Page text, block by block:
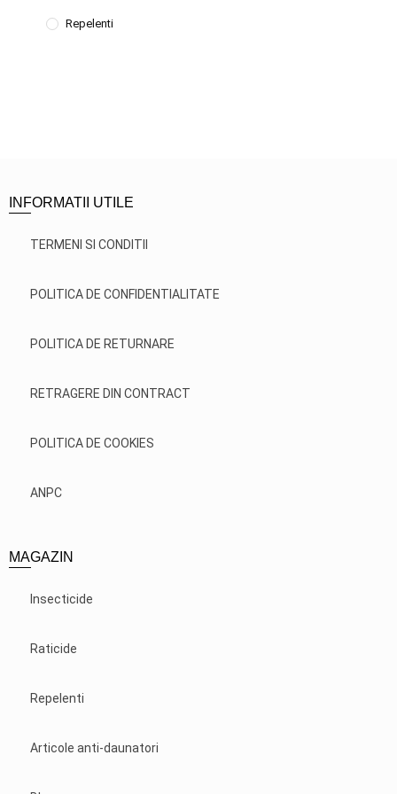
Repelenti
INFORMATII UTILE
TERMENI SI CONDITII
POLITICA DE CONFIDENTIALITATE
POLITICA DE RETURNARE
RETRAGERE DIN CONTRACT
POLITICA DE COOKIES
ANPC
MAGAZIN
Insecticide
Raticide
Repelenti
Articole anti-daunatori